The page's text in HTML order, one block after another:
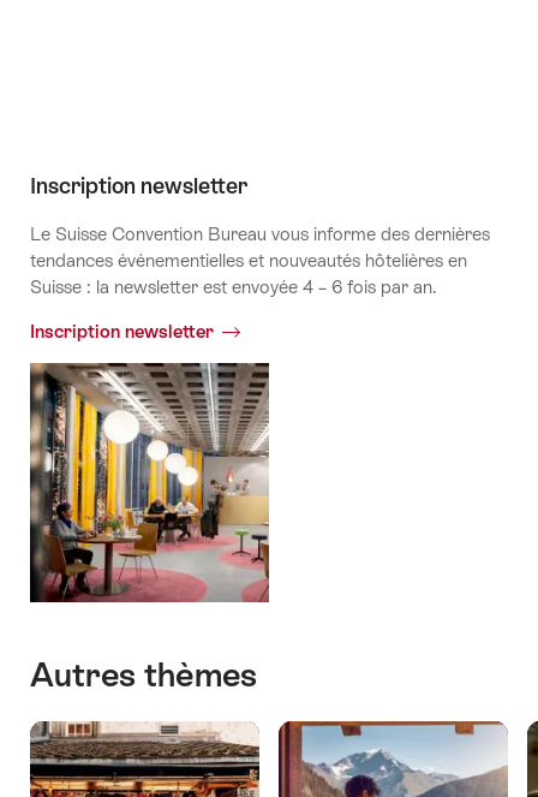
Inscription newsletter
Le Suisse Convention Bureau vous informe des dernières
tendances événementielles et nouveautés hôtelières en
Suisse : la newsletter est envoyée 4 – 6 fois par an.
Inscription newsletter
Autres thèmes